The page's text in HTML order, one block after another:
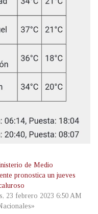
de Medio
pronostica un jueves
23 febrero 2023 6:50 AM